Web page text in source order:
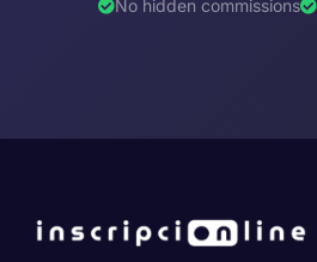
No hidden commissions